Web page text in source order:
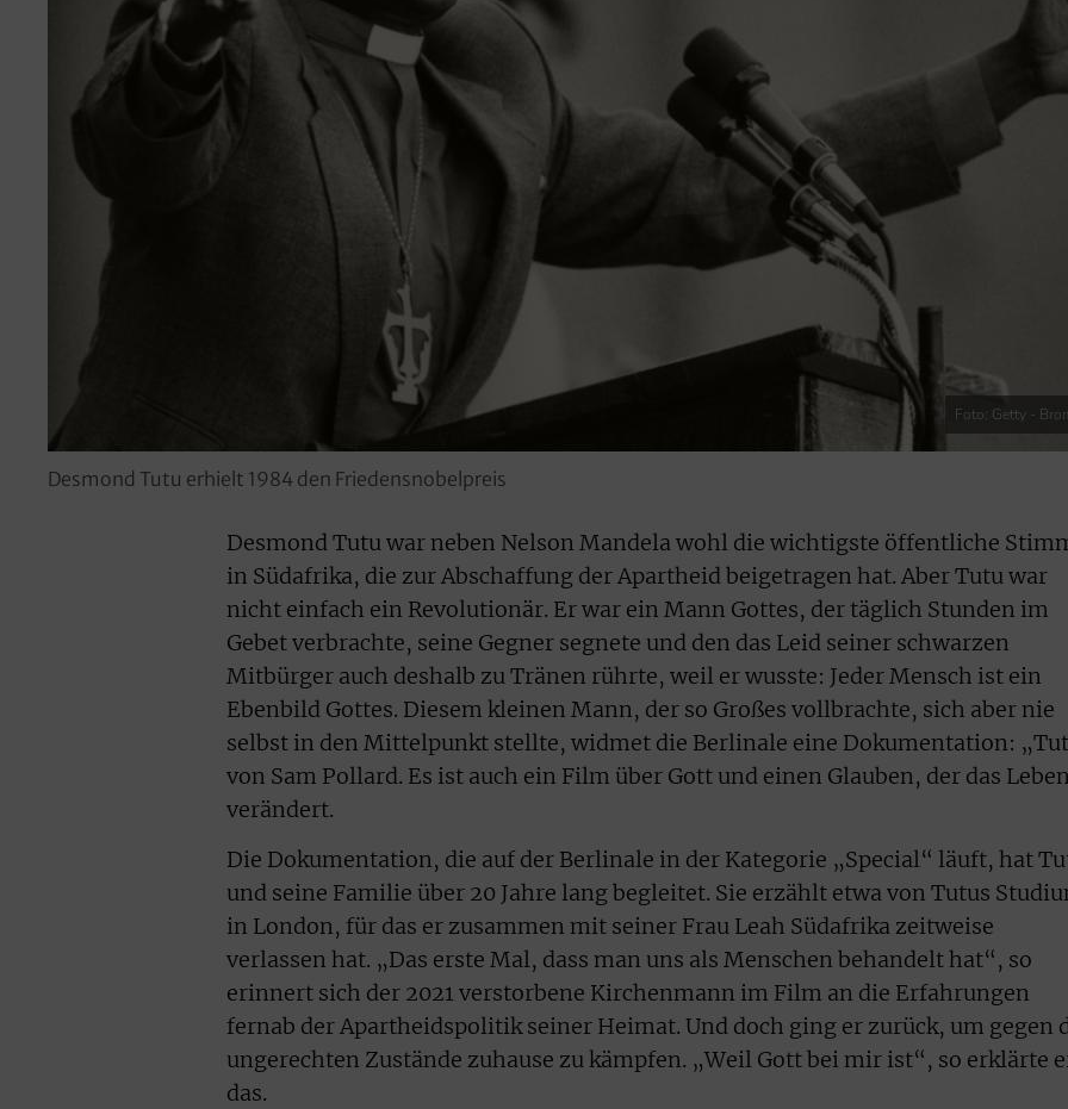
Foto: Getty -
Desmond Tutu erhielt 1984 den Friedensnobelpreis
Desmond Tutu war neben Nelson Mandela wohl die wichtigste öffentliche
in Südafrika, die zur Abschaffung der Apartheid beigetragen hat. Aber Tutu war
nicht einfach ein Revolutionär. Er war ein Mann Gottes, der täglich Stunden im
Gebet verbrachte, seine Gegner segnete und den das Leid seiner schwarzen
Mitbürger auch deshalb zu Tränen rührte, weil er wusste: Jeder Mensch ist ein
Ebenbild Gottes. Diesem kleinen Mann, der so Großes vollbrachte, sich aber nie
selbst in den Mittelpunkt stellte, widmet die Berlinale eine Dokumentation:
von Sam Pollard. Es ist auch ein Film über Gott und einen Glauben, der das Leben
verändert.
Die Dokumentation, die auf der Berlinale in der Kategorie „Special“ läuft, hat
und seine Familie über 20 Jahre lang begleitet. Sie erzählt etwa von Tutus
in London, für das er zusammen mit seiner Frau Leah Südafrika zeitweise
verlassen hat. „Das erste Mal, dass man uns als Menschen behandelt hat“, so
erinnert sich der 2021 verstorbene Kirchenmann im Film an die Erfahrungen
fernab der Apartheidspolitik seiner Heimat. Und doch ging er zurück, um gegen
ungerechten Zustände zuhause zu kämpfen. „Weil Gott bei mir ist“, so erklärte
das.